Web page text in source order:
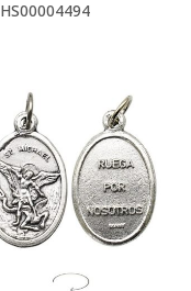
HS00004494